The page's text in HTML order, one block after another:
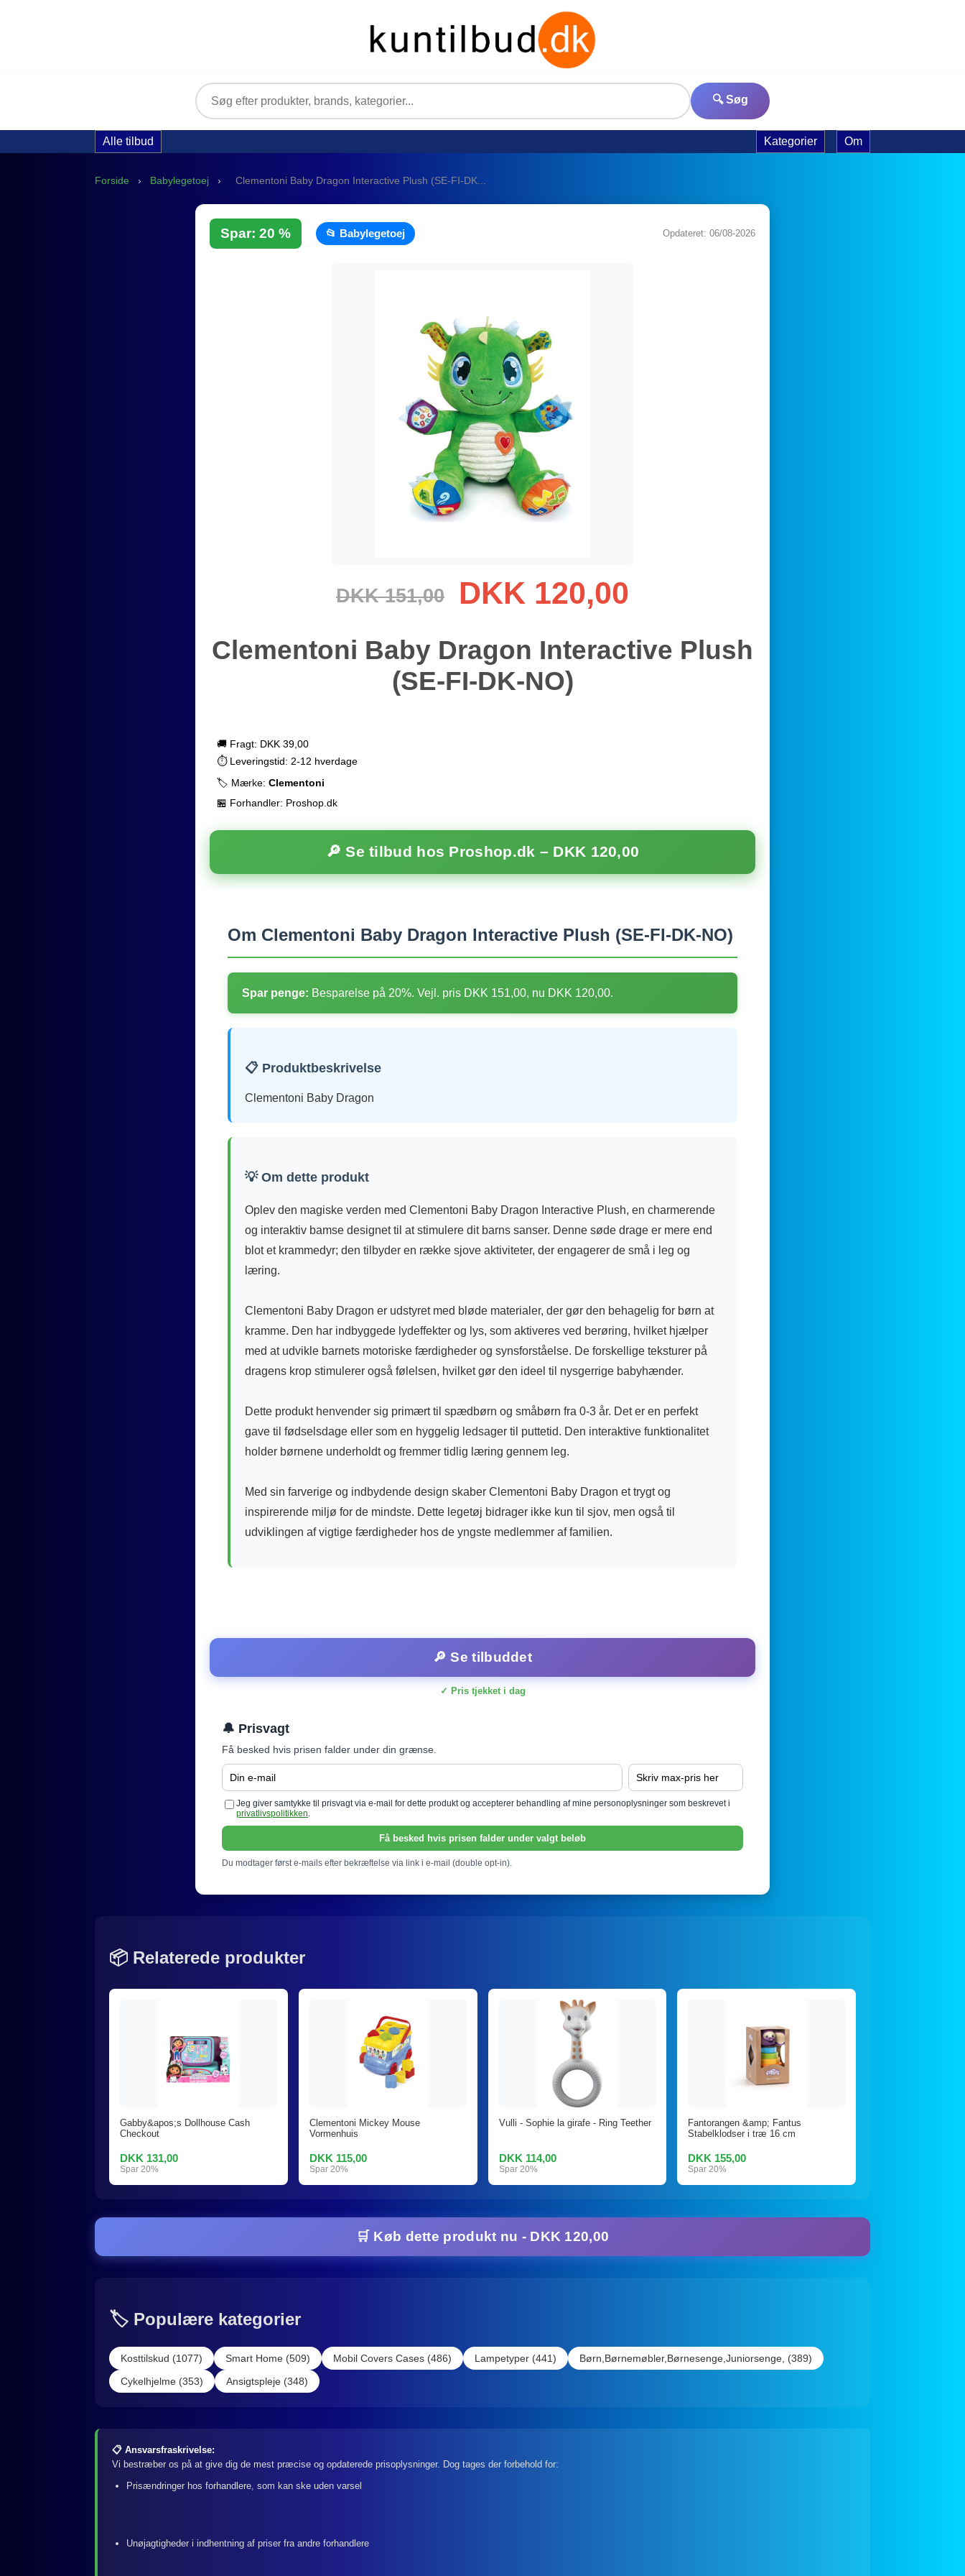
🔍 Søg
Alle tilbud Kategorier Om
Forside › Babylegetoej › Clementoni Baby Dragon Interactive Plush (SE-FI-DK...
Spar: 20 % 📂 Babylegetoej Opdateret: 06/08-2026
DKK 151,00 DKK 120,00
Clementoni Baby Dragon Interactive Plush
(SE-FI-DK-NO)
🚚 Fragt: DKK 39,00
⏱️ Leveringstid: 2-12 hverdage
🏷️ Mærke: Clementoni
🏪 Forhandler: Proshop.dk
🔎 Se tilbud hos Proshop.dk – DKK 120,00
Om Clementoni Baby Dragon Interactive Plush (SE-FI-DK-NO)
Spar penge: Besparelse på 20%. Vejl. pris DKK 151,00, nu DKK 120,00.
📋 Produktbeskrivelse
Clementoni Baby Dragon
💡 Om dette produkt
Oplev den magiske verden med Clementoni Baby Dragon Interactive Plush, en charmerende
og interaktiv bamse designet til at stimulere dit barns sanser. Denne søde drage er mere end
blot et krammedyr; den tilbyder en række sjove aktiviteter, der engagerer de små i leg og
læring.
Clementoni Baby Dragon er udstyret med bløde materialer, der gør den behagelig for børn at
kramme. Den har indbyggede lydeffekter og lys, som aktiveres ved berøring, hvilket hjælper
med at udvikle barnets motoriske færdigheder og synsforståelse. De forskellige teksturer på
dragens krop stimulerer også følelsen, hvilket gør den ideel til nysgerrige babyhænder.
Dette produkt henvender sig primært til spædbørn og småbørn fra 0-3 år. Det er en perfekt
gave til fødselsdage eller som en hyggelig ledsager til puttetid. Den interaktive funktionalitet
holder børnene underholdt og fremmer tidlig læring gennem leg.
Med sin farverige og indbydende design skaber Clementoni Baby Dragon et trygt og
inspirerende miljø for de mindste. Dette legetøj bidrager ikke kun til sjov, men også til
udviklingen af vigtige færdigheder hos de yngste medlemmer af familien.
🔎 Se tilbuddet
✓ Pris tjekket i dag
🔔 Prisvagt
Få besked hvis prisen falder under din grænse.
Jeg giver samtykke til prisvagt via e-mail for dette produkt og accepterer behandling af mine personoplysninger som beskrevet i
privatlivspolitikken.
Få besked hvis prisen falder under valgt beløb
Du modtager først e-mails efter bekræftelse via link i e-mail (double opt-in).
📦 Relaterede produkter
Gabby&apos;s Dollhouse Cash
Checkout
DKK 131,00
Spar 20%
Clementoni Mickey Mouse
Vormenhuis
DKK 115,00
Spar 20%
Vulli - Sophie la girafe - Ring Teether
DKK 114,00
Spar 20%
Fantorangen &amp; Fantus
Stabelklodser i træ 16 cm
DKK 155,00
Spar 20%
🛒 Køb dette produkt nu - DKK 120,00
🏷️ Populære kategorier
Kosttilskud (1077) Smart Home (509) Mobil Covers Cases (486) Lampetyper (441)
Børn,Børnemøbler,Børnesenge,Juniorsenge, (389)
Cykelhjelme (353)
Ansigtspleje (348)
📋 Ansvarsfraskrivelse:
Vi bestræber os på at give dig de mest præcise og opdaterede prisoplysninger. Dog tages der forbehold for:
Prisændringer hos forhandlere, som kan ske uden varsel
Unøjagtigheder i indhentning af priser fra andre forhandlere